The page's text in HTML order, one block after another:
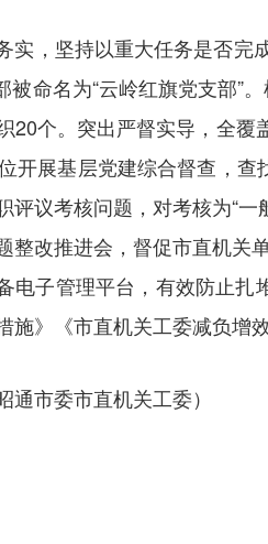
实，坚持以重大任务是否完
被命名为“云岭红旗党支部”
20个。突出严督实导，全覆
开展基层党建综合督查，
评议考核问题，对考核为“
整改推进会，督促市直机关
电子管理平台，有效防止
施》《市直机关工委减负增
通市委市直机关工委）